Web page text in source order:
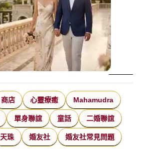
商店 心靈療癒 Mahamudra
單身聯誼 童話 二婚聯誼
天珠 婚友社 婚友社常見問題